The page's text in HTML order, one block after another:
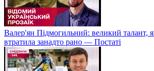
Кризовий дефіцит кадрів в Україні! Чому
як це впливає на майбутнє країни?